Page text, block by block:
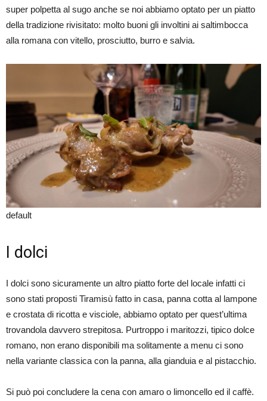
super polpetta al sugo anche se noi abbiamo optato per un piatto
della tradizione rivisitato: molto buoni gli involtini ai saltimbocca
alla romana con vitello, prosciutto, burro e salvia.
default
I dolci
I dolci sono sicuramente un altro piatto forte del locale infatti ci
sono stati proposti Tiramisù fatto in casa, panna cotta al lampone
e crostata di ricotta e visciole, abbiamo optato per quest’ultima
trovandola davvero strepitosa. Purtroppo i maritozzi, tipico dolce
romano, non erano disponibili ma solitamente a menu ci sono
nella variante classica con la panna, alla gianduia e al pistacchio.
Si può poi concludere la cena con amaro o limoncello ed il caffè.